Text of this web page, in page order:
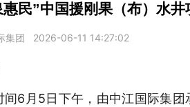
惠民”中国援刚果（布）水
集团 2026-06-11 14:27:02
间6月5日下午，由中江国际集